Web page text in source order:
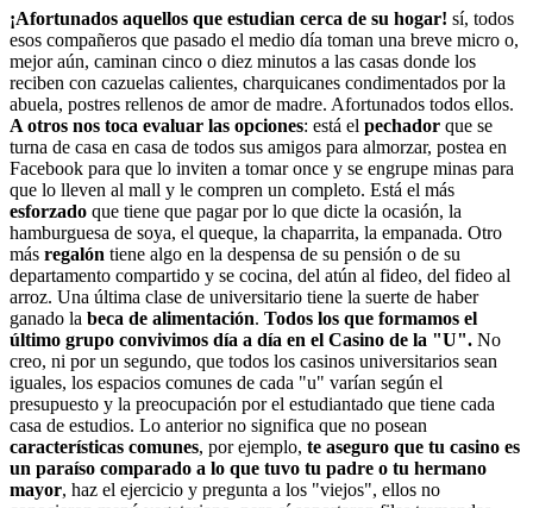
¡Afortunados aquellos que estudian cerca de su hogar! sí, todos
esos compañeros que pasado el medio día toman una breve micro o,
mejor aún, caminan cinco o diez minutos a las casas donde los
reciben con cazuelas calientes, charquicanes condimentados por la
abuela, postres rellenos de amor de madre. Afortunados todos ellos.
A otros nos toca evaluar las opciones: está el pechador que se
turna de casa en casa de todos sus amigos para almorzar, postea en
Facebook para que lo inviten a tomar once y se engrupe minas para
que lo lleven al mall y le compren un completo. Está el más
esforzado que tiene que pagar por lo que dicte la ocasión, la
hamburguesa de soya, el queque, la chaparrita, la empanada. Otro
más regalón tiene algo en la despensa de su pensión o de su
departamento compartido y se cocina, del atún al fideo, del fideo al
arroz. Una última clase de universitario tiene la suerte de haber
ganado la beca de alimentación. Todos los que formamos el
último grupo convivimos día a día en el Casino de la "U". No
creo, ni por un segundo, que todos los casinos universitarios sean
iguales, los espacios comunes de cada "u" varían según el
presupuesto y la preocupación por el estudiantado que tiene cada
casa de estudios. Lo anterior no significa que no posean
características comunes, por ejemplo, te aseguro que tu casino es
un paraíso comparado a lo que tuvo tu padre o tu hermano
mayor, haz el ejercicio y pregunta a los "viejos", ellos no